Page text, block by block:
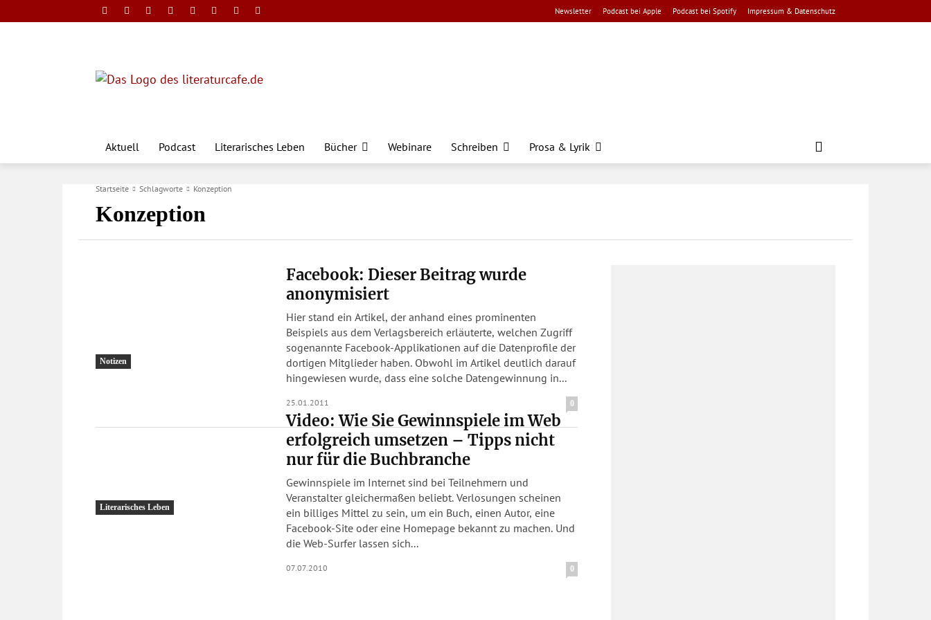
Newsletter Podcast bei Apple Podcast bei Spotify Impressum & Datenschutz
Aktuell Podcast Literarisches Leben Bücher Webinare Schreiben Prosa & Lyrik
Startseite Schlagworte Konzeption
Konzeption
Notizen
Facebook: Dieser Beitrag wurde
anonymisiert
Hier stand ein Artikel, der anhand eines prominenten
Beispiels aus dem Verlagsbereich erläuterte, welchen Zugriff
sogenannte Facebook-Applikationen auf die Datenprofile der
dortigen Mitglieder haben. Obwohl im Artikel deutlich darauf
hingewiesen wurde, dass eine solche Datengewinnung in...
25.01.2011 0
Literarisches Leben
Video: Wie Sie Gewinnspiele im Web
erfolgreich umsetzen – Tipps nicht
nur für die Buchbranche
Gewinnspiele im Internet sind bei Teilnehmern und
Veranstalter gleichermaßen beliebt. Verlosungen scheinen
ein billiges Mittel zu sein, um ein Buch, einen Autor, eine
Facebook-Site oder eine Homepage bekannt zu machen. Und
die Web-Surfer lassen sich...
07.07.2010 0